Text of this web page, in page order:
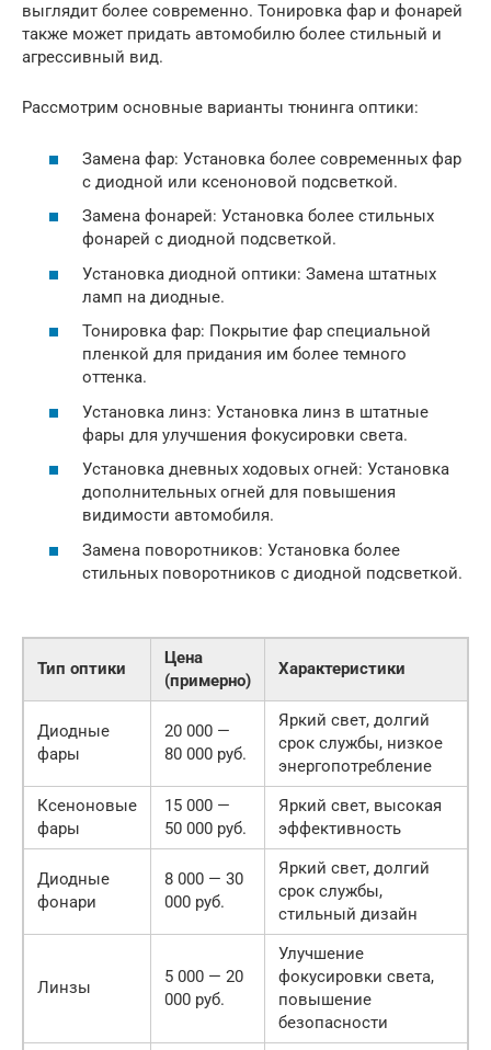
выглядит более современно. Тонировка фар и фонарей
также может придать автомобилю более стильный и
агрессивный вид.
Рассмотрим основные варианты тюнинга оптики:
Замена фар: Установка более современных фар
с диодной или ксеноновой подсветкой.
Замена фонарей: Установка более стильных
фонарей с диодной подсветкой.
Установка диодной оптики: Замена штатных
ламп на диодные.
Тонировка фар: Покрытие фар специальной
пленкой для придания им более темного
оттенка.
Установка линз: Установка линз в штатные
фары для улучшения фокусировки света.
Установка дневных ходовых огней: Установка
дополнительных огней для повышения
видимости автомобиля.
Замена поворотников: Установка более
стильных поворотников с диодной подсветкой.
Тип оптики
Цена
(примерно)
Характеристики
Диодные
фары
20 000 —
80 000 руб.
Яркий свет, долгий
срок службы, низкое
энергопотребление
Ксеноновые
фары
15 000 —
50 000 руб.
Яркий свет, высокая
эффективность
Диодные
фонари
8 000 — 30
000 руб.
Яркий свет, долгий
срок службы,
стильный дизайн
Линзы
5 000 — 20
000 руб.
Улучшение
фокусировки света,
повышение
безопасности